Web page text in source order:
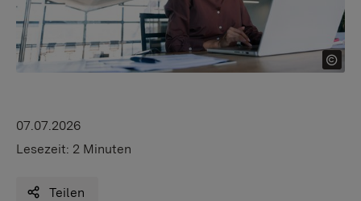
07.07.2026
Lesezeit: 2 Minuten
Teilen